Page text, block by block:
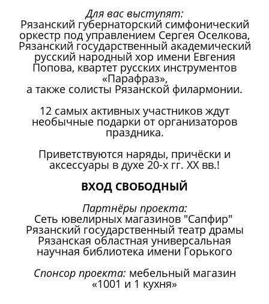
Для вас выступят:
Рязанский губернаторский симфонический
оркестр под управлением Сергея Оселкова,
Рязанский государственный академический
русский народный хор имени Евгения
Попова, квартет русских инструментов
«Парафраз»,
а также солисты Рязанской филармонии.
12 самых активных участников ждут
необычные подарки от организаторов
праздника.
Приветствуются наряды, причёски и
аксессуары в духе 20-х гг. XX вв.!
ВХОД СВОБОДНЫЙ
Партнёры проекта:
Сеть ювелирных магазинов "Сапфир"
Рязанский государственный театр драмы
Рязанская областная универсальная
научная библиотека имени Горького
Спонсор проекта: мебельный магазин
«1001 и 1 кухня»